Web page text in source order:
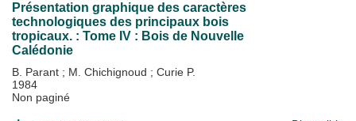
Présentation graphique des caractères
technologiques des principaux bois
tropicaux. : Tome IV : Bois de Nouvelle
Calédonie
B. Parant ; M. Chichignoud ; Curie P.
1984
Non paginé